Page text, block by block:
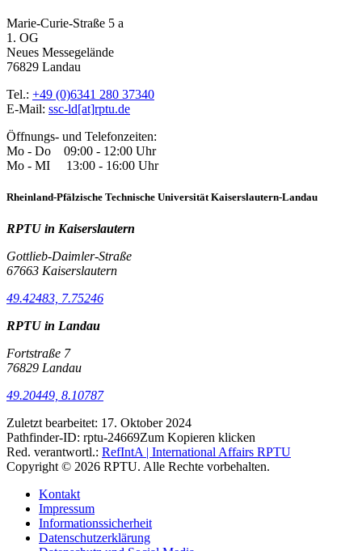
Marie-Curie-Straße 5 a
1. OG
Neues Messegelände
76829 Landau
Tel.: +49 (0)6341 280 37340
E-Mail: ssc-ld[at]rptu.de
Öffnungs- und Telefonzeiten:
Mo - Do 09:00 - 12:00 Uhr
Mo - MI 13:00 - 16:00 Uhr
Rheinland-Pfälzische Technische Universität Kaiserslautern-Landau
RPTU in Kaiserslautern
Gottlieb-Daimler-Straße
67663 Kaiserslautern
49.42483, 7.75246
RPTU in Landau
Fortstraße 7
76829 Landau
49.20449, 8.10787
Zuletzt bearbeitet: 17. Oktober 2024
Pathfinder-ID: rptu-24669Zum Kopieren klicken
Red. verantwortl.: RefIntA | International Affairs RPTU
Copyright © 2026 RPTU. Alle Rechte vorbehalten.
Kontakt
Impressum
Informationssicherheit
Datenschutzerklärung